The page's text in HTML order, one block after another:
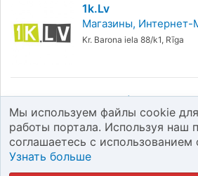
1k.lv
Магазины Интернет-
Kr. Barona iela 88/k1, Rīga
1 2 Следующая
Не нашли? Скажите, что мы
Если предприятие, который вы
Мы используем файлы cookie
работы портала. Используя наш
соглашаетесь с
Узнать больше